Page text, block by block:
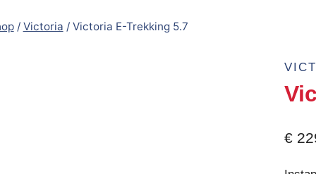
/ Victoria / Victoria E-Trekking 5.7
€